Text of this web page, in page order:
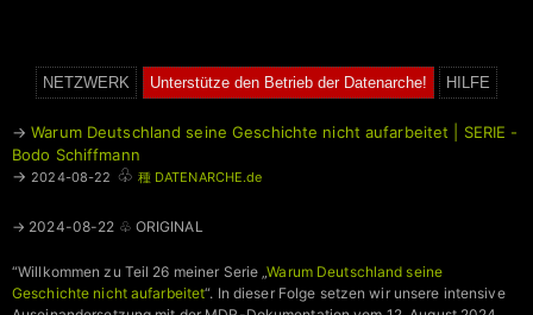
NETZWERK Unterstütze den Betrieb der Datenarche! HILFE
→Warum Deutschland seine Geschichte nicht aufarbeitet | SERIE -
Bodo Schiffmann
→ 2024-08-22 ♧ 種 DATENARCHE.de
→ 2024-08-22 ♧ ORIGINAL
“Willkommen zu Teil 26 meiner Serie „Warum Deutschland seine
Geschichte nicht aufarbeitet“. In dieser Folge setzen wir unsere intensive